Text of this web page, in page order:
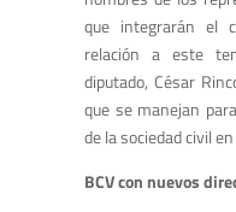
que integrarán el
relación a este
diputado, César
que se manejan
de la sociedad civil
BCV con nuevos